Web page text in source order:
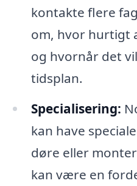
kontakte flere
om, hvor hurtigt
og hvornår det
tidsplan.
Specialisering:
kan have
døre eller
kan være en